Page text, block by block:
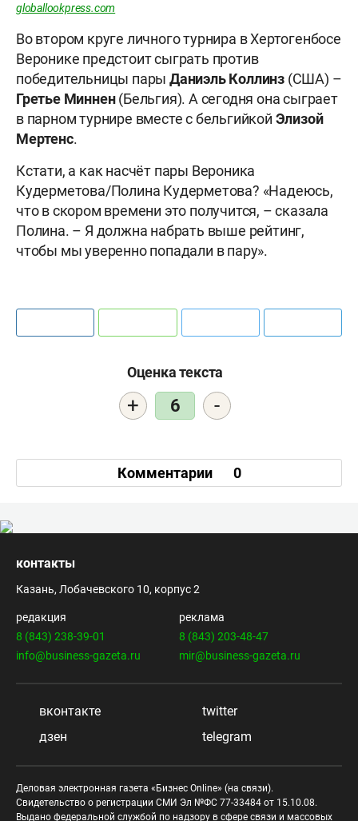
globallookpress.com
Во втором круге личного турнира в Хертогенбосе
Веронике предстоит сыграть против
победительницы пары Даниэль Коллинз (США) –
Гретье Миннен(Бельгия). А сегодня она сыграет
в парном турнире вместе с бельгийкой Элизой
Мертенс.
Кстати, а как насчёт пары Вероника
Кудерметова/Полина Кудерметова? «Надеюсь,
что в скором времени это получится, – сказала
Полина. – Я должна набрать выше рейтинг,
чтобы мы уверенно попадали в пару».
Оценка текста
+ 6 -
Комментарии 0
контакты
Казань, Лобачевского 10, корпус 2
редакция
8 (843) 238-39-01
info@business-gazeta.ru
реклама
8 (843) 203-48-47
mir@business-gazeta.ru
вконтакте
twitter
дзен
telegram
Деловая электронная газета «Бизнес Online» (на связи).
Свидетельство о регистрации СМИ Эл №ФС 77-33484 от 15.10.08.
Выдано федеральной службой по надзору в сфере связи и массовых